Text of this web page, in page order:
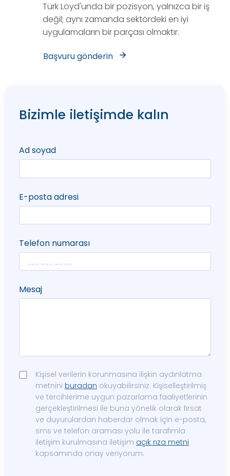
Türk Loyd'unda bir pozisyon, yalnızca bir iş
değil; aynı zamanda sektördeki en iyi
uygulamaların bir parçası olmaktır.
Başvuru gönderin
Bizimle iletişimde kalın
Ad soyad
E-posta adresi
Telefon numarası
Mesaj
Kişisel verilerin korunmasına ilişkin aydınlatma
metnini buradan okuyabilirsiniz. Kişiselleştirilmiş
ve tercihlerime uygun pazarlama faaliyetlerinin
gerçekleştirilmesi ile buna yönelik olarak fırsat
ve duyurulardan haberdar olmak için e-posta,
sms ve telefon araması yolu ile tarafımla
iletişim kurulmasına iletişim açık rıza metni
kapsamında onay veriyorum.